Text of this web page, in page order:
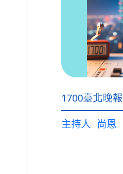
1700臺北晚報
主持人 尚恩